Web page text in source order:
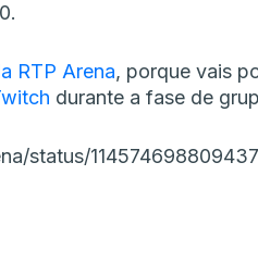
RTP Arena, porque vais
durante a fase de
status/